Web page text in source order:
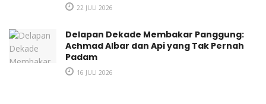
Press Conference Pocari Sweat Run 2023 (Aditya Aji
Wibowo/Berisik Radio)
22 JULI 2026
Delapan Dekade Membakar Panggung:
Achmad Albar dan Api yang Tak Pernah
Padam
16 JULI 2026